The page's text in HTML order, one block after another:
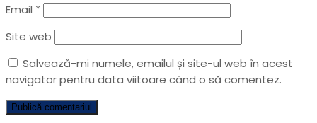
Email *
Site web
Salvează-mi numele, emailul și site-ul web în acest
navigator pentru data viitoare când o să comentez.